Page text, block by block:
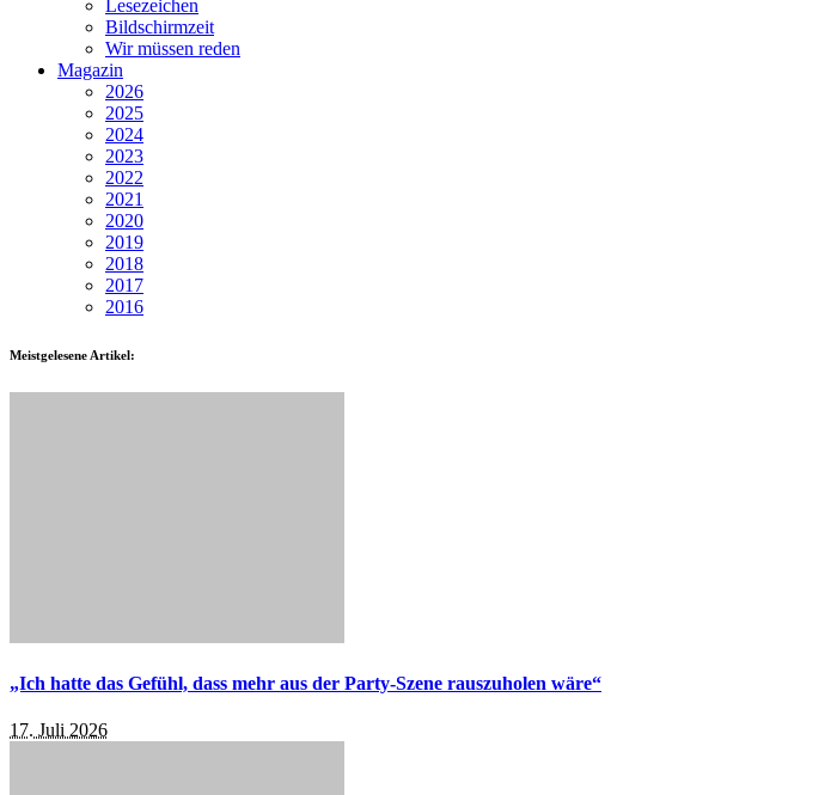
Lesezeichen
Bildschirmzeit
Wir müssen reden
Magazin
2026
2025
2024
2023
2022
2021
2020
2019
2018
2017
2016
Meistgelesene Artikel:
„Ich hatte das Gefühl, dass mehr aus der Party-Szene rauszuholen wäre“
17. Juli 2026